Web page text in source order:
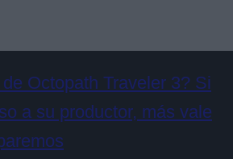
Octopath Traveler 3? Si
a su productor, más vale